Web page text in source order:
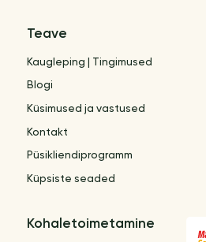
Teave
Kaugleping | Tingimused
Blogi
Küsimused ja vastused
Kontakt
Püsikliendiprogramm
Küpsiste seaded
Kohaletoimetamine